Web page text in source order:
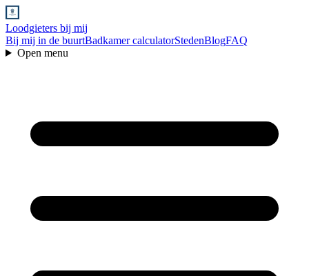
Loodgieters bij mij
Bij mij in de buurtBadkamer calculatorStedenBlogFAQ
Open menu